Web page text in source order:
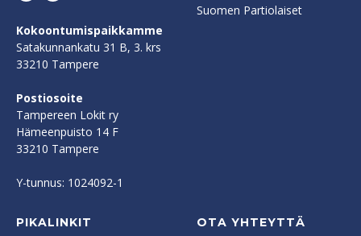
Kokoontumispaikkamme
Satakunnankatu 31 B, 3. krs
33210 Tampere
Postiosoite
Tampereen Lokit ry
Hämeenpuisto 14 F
33210 Tampere
Y-tunnus: 1024092-1
Suomen Partiolaiset
PIKALINKIT OTA YHTEYTTÄ